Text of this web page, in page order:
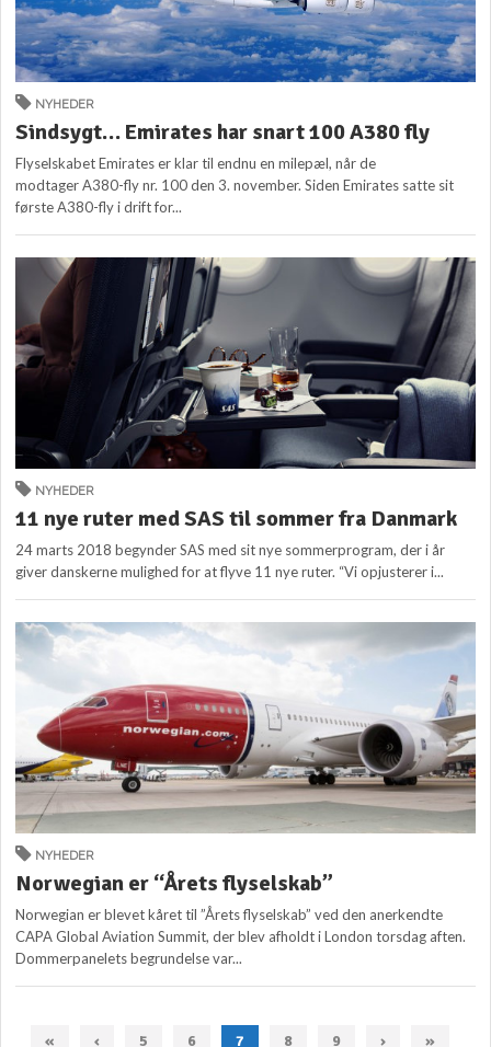
NYHEDER
Sindsygt… Emirates har snart 100 A380 fly
Flyselskabet Emirates er klar til endnu en milepæl, når de
modtager A380-fly nr. 100 den 3. november. Siden Emirates satte sit
første A380-fly i drift for...
NYHEDER
11 nye ruter med SAS til sommer fra Danmark
24 marts 2018 begynder SAS med sit nye sommerprogram, der i år
giver danskerne mulighed for at flyve 11 nye ruter. “Vi opjusterer i...
NYHEDER
Norwegian er “Årets flyselskab”
Norwegian er blevet kåret til ”Årets flyselskab” ved den anerkendte
CAPA Global Aviation Summit, der blev afholdt i London torsdag aften.
Dommerpanelets begrundelse var...
« ‹ 5 6 7 8 9 › »